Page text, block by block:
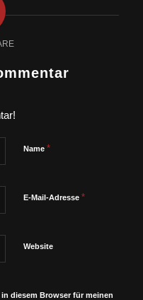
Name *
E-Mail-Adresse *
Website
diesem Browser für meinen